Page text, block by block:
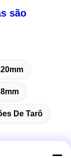
são
De Tarô